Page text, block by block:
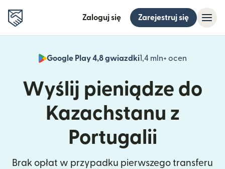
Zaloguj się Zarejestruj się
Google Play 4,8 gwiazdki1,4 mln+ ocen
(otwiera
Wyślij pieniądze do
Kazachstanu z
Portugalii
Brak opłat w przypadku pierwszego transferu